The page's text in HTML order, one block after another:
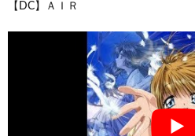
【DC】ＡＩＲ